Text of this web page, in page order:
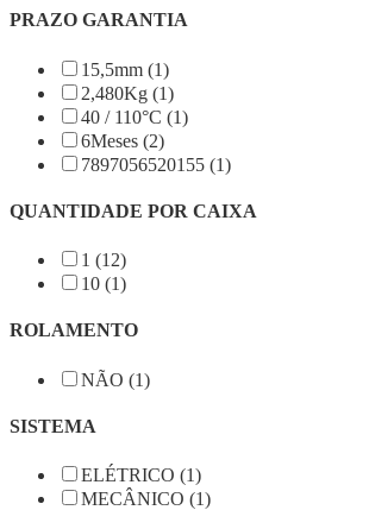
PRAZO GARANTIA
15,5mm (1)
2,480Kg (1)
40 / 110°C (1)
6Meses (2)
7897056520155 (1)
QUANTIDADE POR CAIXA
1 (12)
10 (1)
ROLAMENTO
NÃO (1)
SISTEMA
ELÉTRICO (1)
MECÂNICO (1)